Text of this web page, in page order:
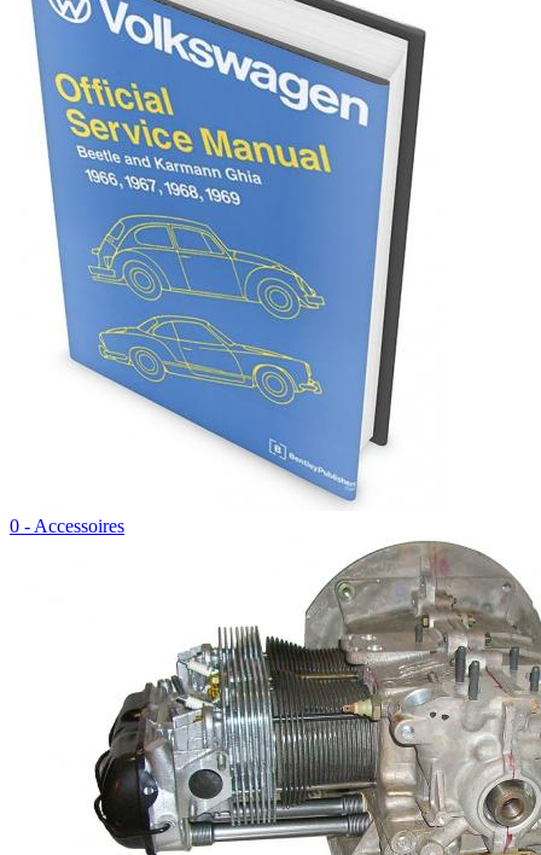
0 - Accessoires